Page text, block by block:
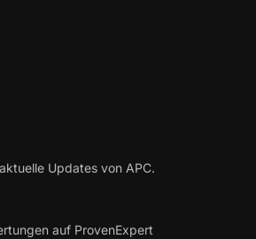
Updates von APC.
auf ProvenExpert